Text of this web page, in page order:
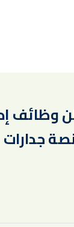
وظائف
جدارات